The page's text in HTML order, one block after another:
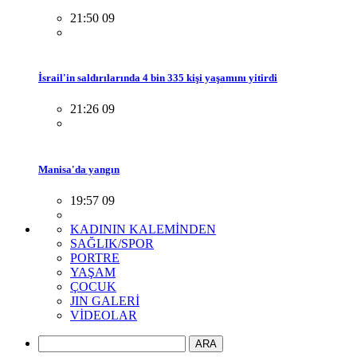
21:50 09
İsrail'in saldırılarında 4 bin 335 kişi yaşamını yitirdi
21:26 09
Manisa'da yangın
19:57 09
KADININ KALEMİNDEN
SAĞLIK/SPOR
PORTRE
YAŞAM
ÇOCUK
JIN GALERİ
VİDEOLAR
ARA